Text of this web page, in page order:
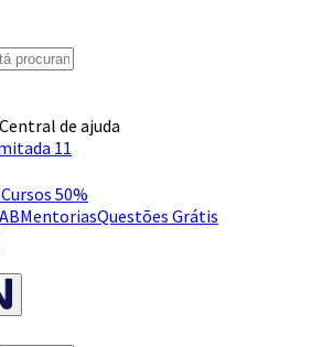
de ajuda
11
Cursos 50%
MentoriasQuestões Grátis